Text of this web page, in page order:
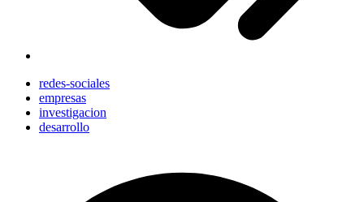
redes-sociales
empresas
investigacion
desarrollo